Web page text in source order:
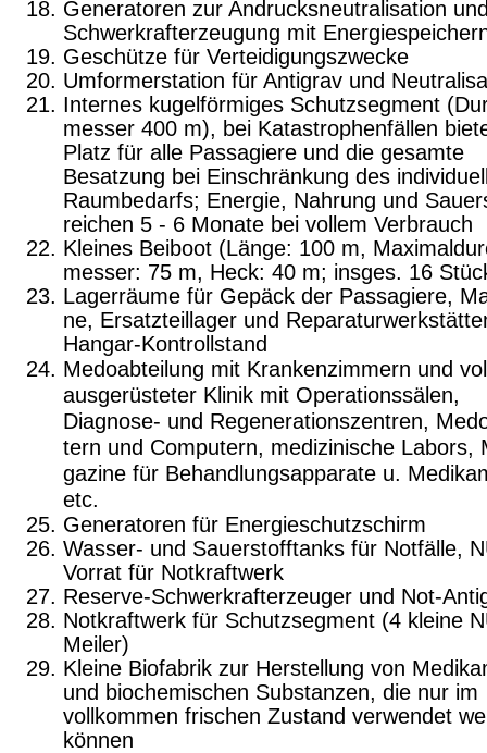
Generatoren zur Andrucksneutralisation
Schwerkrafterzeugung mit
Geschütze für Verteidigungszwecke
Umformerstation für Antigrav und
Internes kugelförmiges Schutzsegment
messer 400 m), bei Katastrophenfällen
Platz für alle Passagiere und die gesamte
Besatzung bei Einschränkung des
Raum­bedarfs; Energie, Nahrung und
rei­chen 5 - 6 Monate bei vollem Verbrauch
Kleines Beiboot (Länge: 100 m,
messer: 75 m, Heck: 40 m; insges. 16
Lagerräume für Gepäck der Passagiere,
ne, Ersatzteillager und
Hangar-Kontrollstand
Medoabteilung mit Krankenzimmern und
ausgerüsteter Klinik mit Operationssälen,
Diagnose- und Regenerationszentren,
tern und Computern, medizinische Labors,
gazine für Behandlungsapparate u.
etc.
Generatoren für Energieschutzschirm
Wasser- und Sauerstofftanks für Notfälle,
Vorrat für Notkraftwerk
Reserve-Schwerkrafterzeuger und Not-
Notkraftwerk für Schutzsegment (4 kleine
Meiler)
Kleine Biofabrik zur Herstellung von
und biochemischen Substanzen, die nur im
vollkommen frischen Zustand verwendet
können